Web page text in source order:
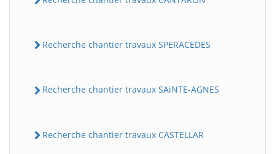
Recherche chantier travaux SPERACEDES
Recherche chantier travaux SAiNTE-AGNES
Recherche chantier travaux CASTELLAR